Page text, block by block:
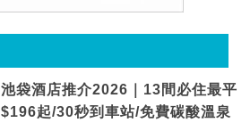
池袋酒店推介2026｜13間必住最平
$196起/30秒到車站/免費碳酸溫泉